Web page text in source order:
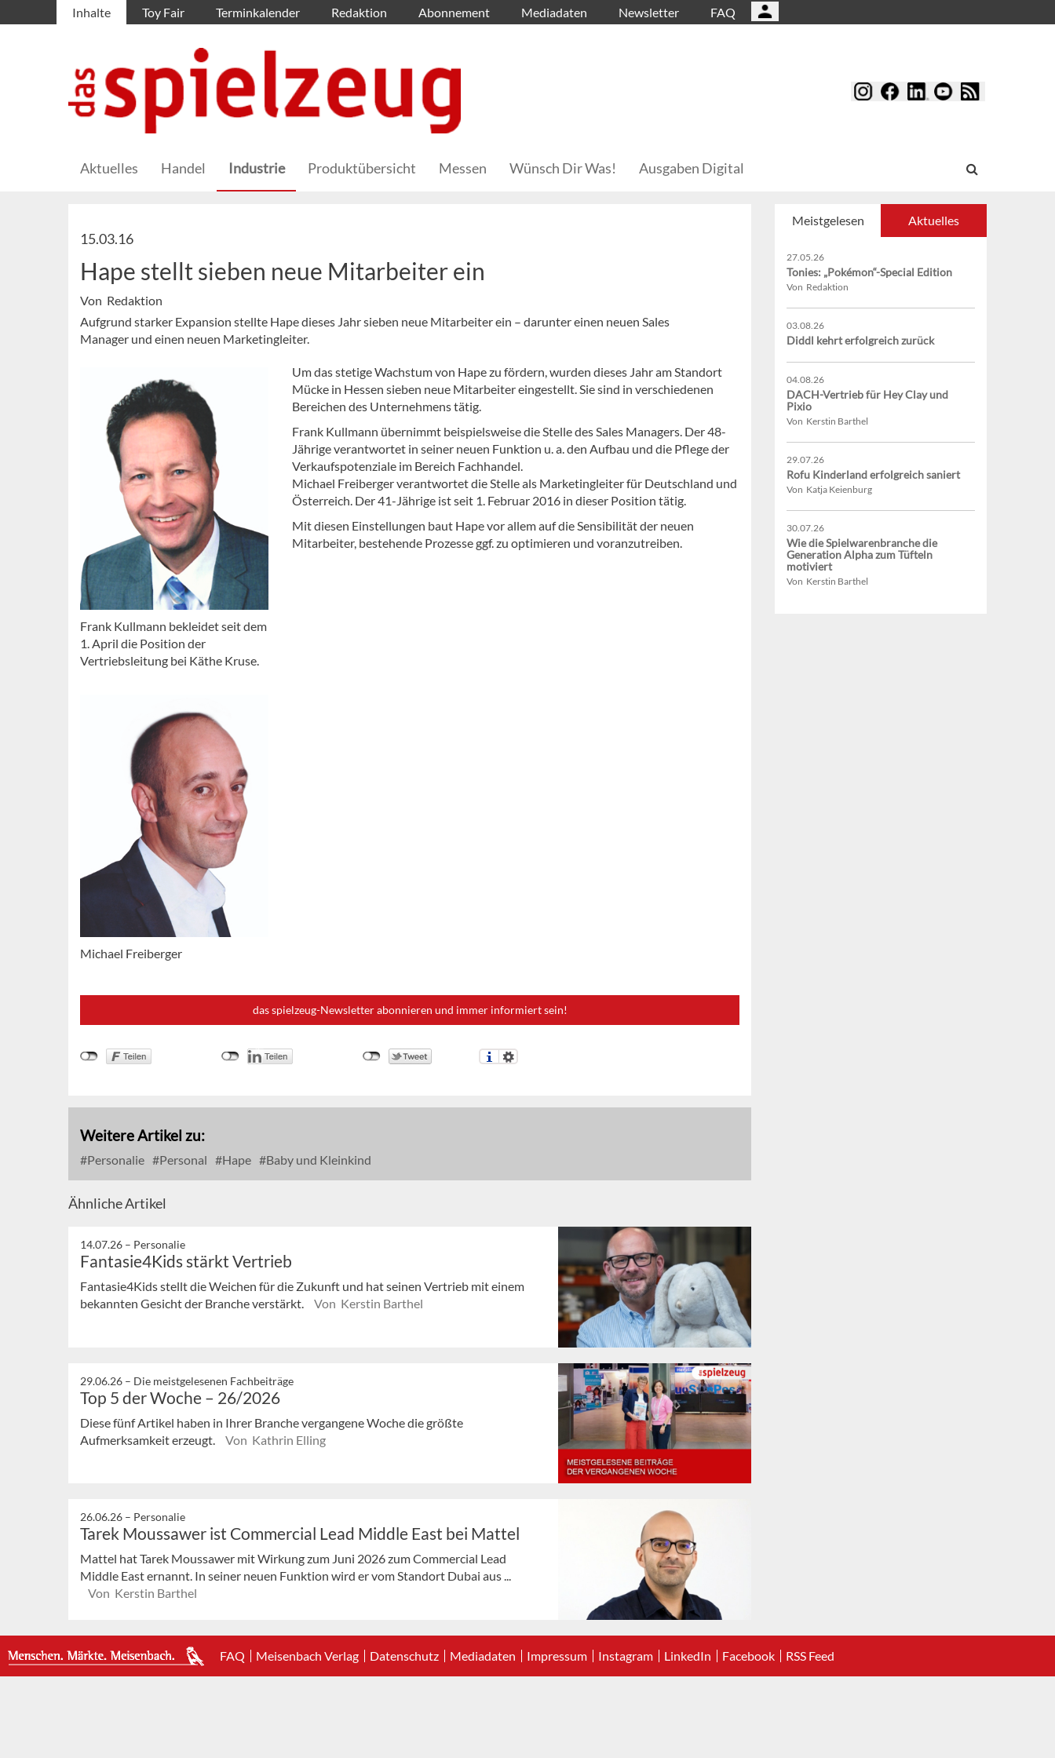
Inhalte Toy Fair Terminkalender Redaktion Abonnement Mediadaten Newsletter FAQ
Aktuelles Handel Industrie Produktübersicht Messen Wünsch Dir Was! Ausgaben Digital
15.03.16
Hape stellt sieben neue Mitarbeiter ein
Von Redaktion
Aufgrund starker Expansion stellte Hape dieses Jahr sieben neue Mitarbeiter ein – darunter einen neuen Sales
Manager und einen neuen Marketingleiter.
Frank Kullmann bekleidet seit dem
1. April die Position der
Vertriebsleitung bei Käthe Kruse.
Michael Freiberger
Um das stetige Wachstum von Hape zu fördern, wurden dieses Jahr am Standort
Mücke in Hessen sieben neue Mitarbeiter eingestellt. Sie sind in verschiedenen
Bereichen des Unternehmens tätig.
Frank Kullmann übernimmt beispielsweise die Stelle des Sales Managers. Der 48-
Jährige verantwortet in seiner neuen Funktion u. a. den Aufbau und die Pflege der
Verkaufspotenziale im Bereich Fachhandel.
Michael Freiberger verantwortet die Stelle als Marketingleiter für Deutschland und
Österreich. Der 41-Jährige ist seit 1. Februar 2016 in dieser Position tätig.
Mit diesen Einstellungen baut Hape vor allem auf die Sensibilität der neuen
Mitarbeiter, bestehende Prozesse ggf. zu optimieren und voranzutreiben.
das spielzeug-Newsletter abonnieren und immer informiert sein!
Weitere Artikel zu:
Personalie Personal Hape Baby und Kleinkind
Ähnliche Artikel
14.07.26 – Personalie
Fantasie4Kids stärkt Vertrieb
Fantasie4Kids stellt die Weichen für die Zukunft und hat seinen Vertrieb mit einem
bekannten Gesicht der Branche verstärkt.
Von Kerstin Barthel
29.06.26 – Die meistgelesenen Fachbeiträge
Top 5 der Woche – 26/2026
Diese fünf Artikel haben in Ihrer Branche vergangene Woche die größte
Aufmerksamkeit erzeugt.
Von Kathrin Elling
26.06.26 – Personalie
Tarek Moussawer ist Commercial Lead Middle East bei Mattel
Mattel hat Tarek Moussawer mit Wirkung zum Juni 2026 zum Commercial Lead
Middle East ernannt. In seiner neuen Funktion wird er vom Standort Dubai aus ...
Von Kerstin Barthel
Meistgelesen Aktuelles
27.05.26
Tonies: „Pokémon“-Special Edition
Von Redaktion
03.08.26
Diddl kehrt erfolgreich zurück
04.08.26
DACH-Vertrieb für Hey Clay und
Pixio
Von Kerstin Barthel
29.07.26
Rofu Kinderland erfolgreich saniert
Von Katja Keienburg
30.07.26
Wie die Spielwarenbranche die
Generation Alpha zum Tüfteln
motiviert
Von Kerstin Barthel
FAQ Meisenbach Verlag Datenschutz Mediadaten Impressum Instagram LinkedIn Facebook RSS Feed